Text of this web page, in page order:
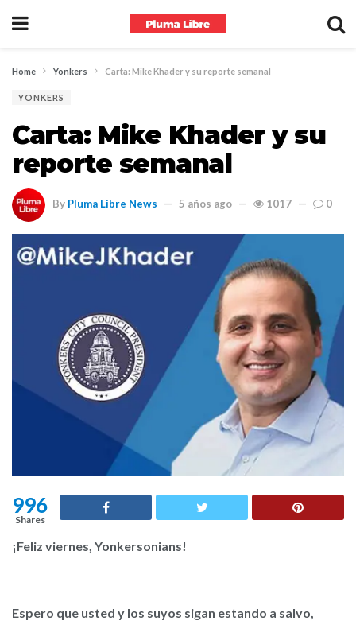
Home Yonkers Carta: Mike Khader y su reporte semanal
YONKERS
Carta: Mike Khader y su
reporte semanal
By Pluma Libre News 5 años ago 1017 0
996
Shares
¡Feliz viernes, Yonkersonians!
Espero que usted y los suyos sigan estando a salvo,